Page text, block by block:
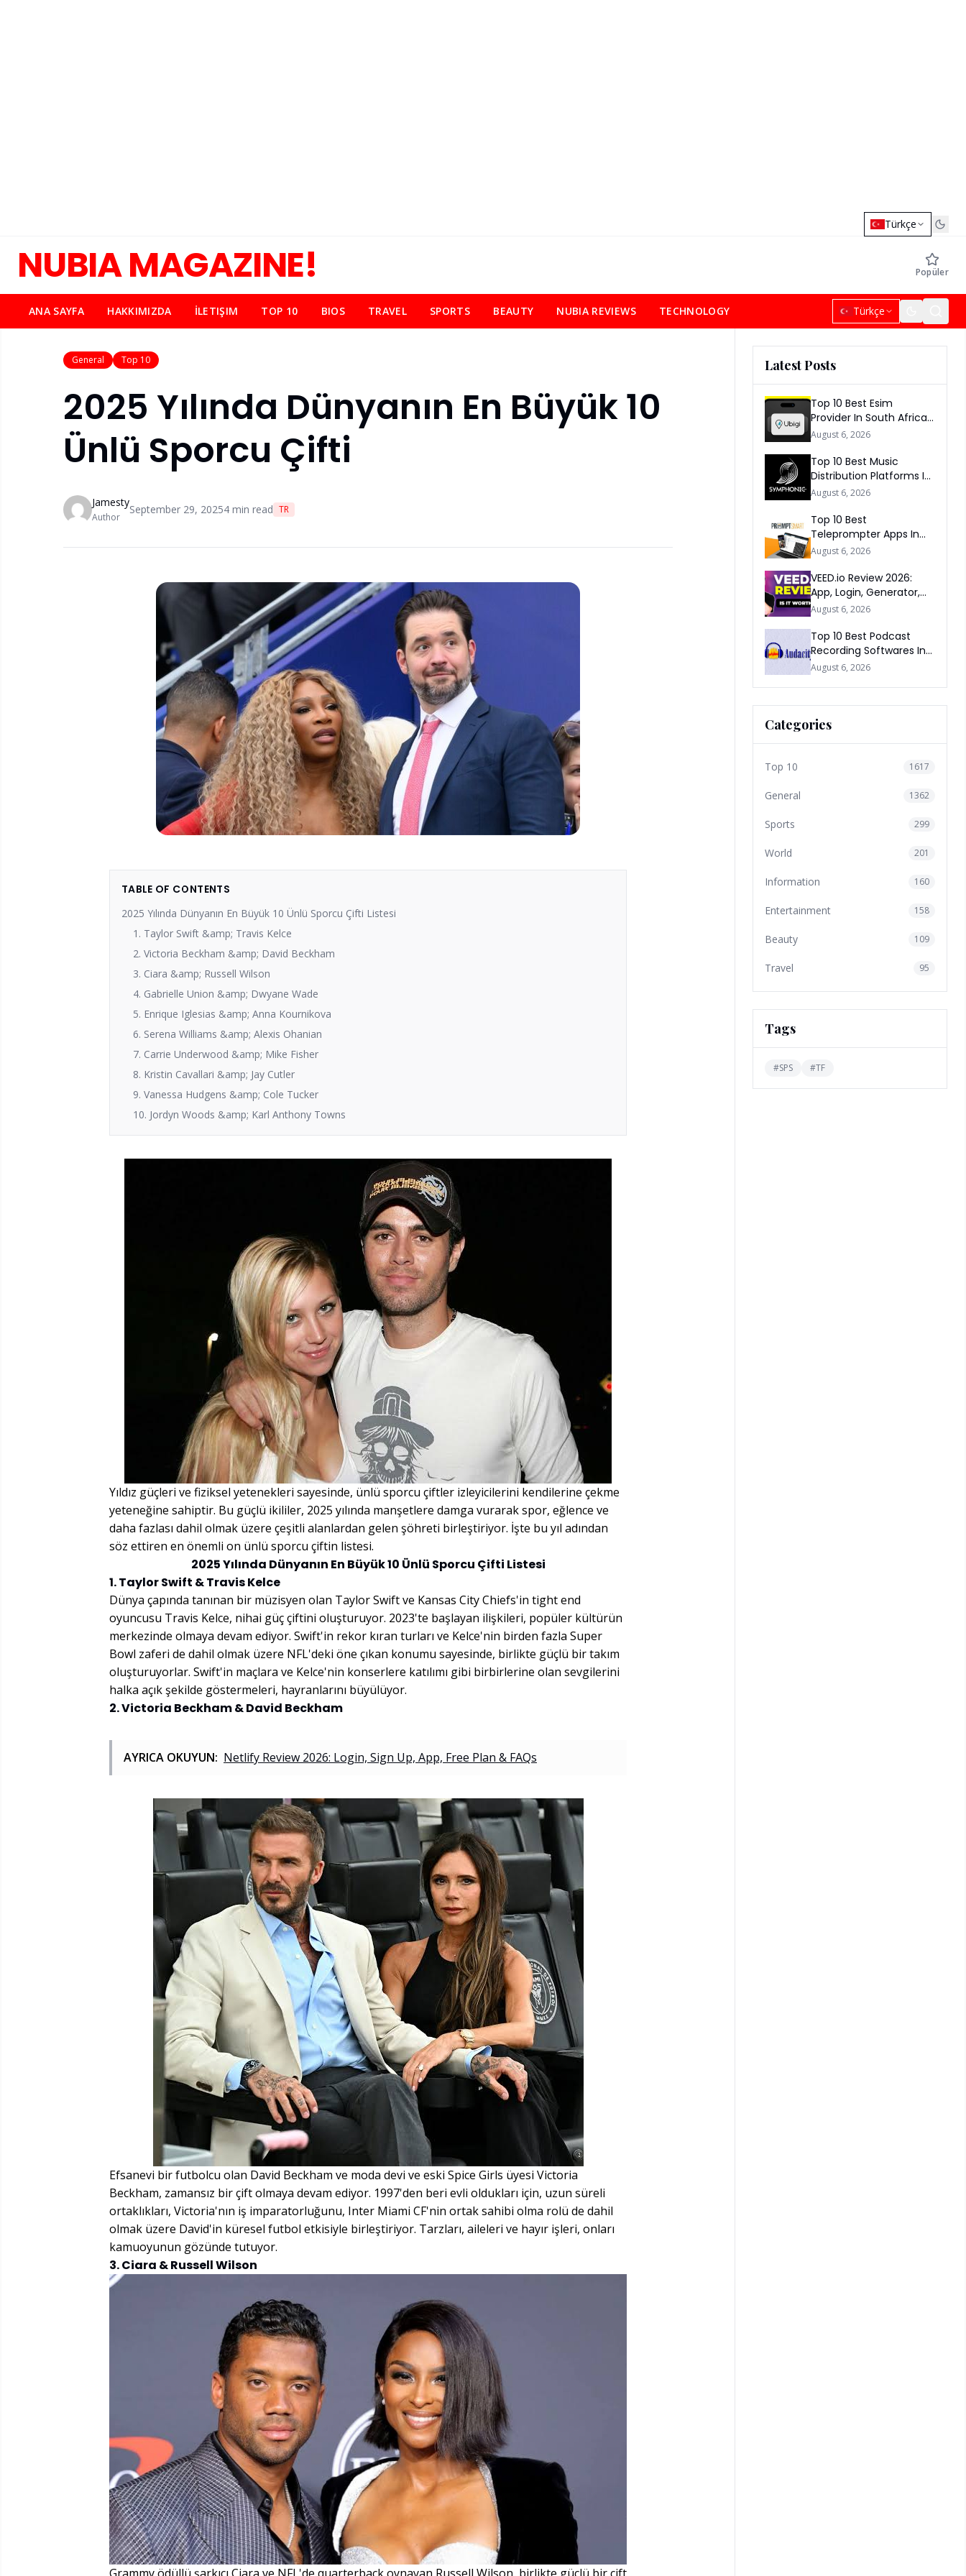
Türkçe
NUBIA MAGAZINE! Popüler
ANA SAYFA HAKKIMIZDA İLETIŞIM TOP 10 BIOS TRAVEL SPORTS BEAUTY NUBIA REVIEWS TECHNOLOGY Türkçe
General Top 10
2025 Yılında Dünyanın En Büyük 10
Ünlü Sporcu Çifti
Jamesty
Author
September 29, 20254 min read TR
TABLE OF CONTENTS
2025 Yılında Dünyanın En Büyük 10 Ünlü Sporcu Çifti Listesi
1. Taylor Swift &amp; Travis Kelce
2. Victoria Beckham &amp; David Beckham
3. Ciara &amp; Russell Wilson
4. Gabrielle Union &amp; Dwyane Wade
5. Enrique Iglesias &amp; Anna Kournikova
6. Serena Williams &amp; Alexis Ohanian
7. Carrie Underwood &amp; Mike Fisher
8. Kristin Cavallari &amp; Jay Cutler
9. Vanessa Hudgens &amp; Cole Tucker
10. Jordyn Woods &amp; Karl Anthony Towns
Yıldız güçleri ve fiziksel yetenekleri sayesinde, ünlü sporcu çiftler izleyicilerini kendilerine çekme
yeteneğine sahiptir. Bu güçlü ikililer, 2025 yılında manşetlere damga vurarak spor, eğlence ve
daha fazlası dahil olmak üzere çeşitli alanlardan gelen şöhreti birleştiriyor. İşte bu yıl adından
söz ettiren en önemli on ünlü sporcu çiftin listesi.
2025 Yılında Dünyanın En Büyük 10 Ünlü Sporcu Çifti Listesi
1. Taylor Swift & Travis Kelce
Dünya çapında tanınan bir müzisyen olan Taylor Swift ve Kansas City Chiefs'in tight end
oyuncusu Travis Kelce, nihai güç çiftini oluşturuyor. 2023'te başlayan ilişkileri, popüler kültürün
merkezinde olmaya devam ediyor. Swift'in rekor kıran turları ve Kelce'nin birden fazla Super
Bowl zaferi de dahil olmak üzere NFL'deki öne çıkan konumu sayesinde, birlikte güçlü bir takım
oluşturuyorlar. Swift'in maçlara ve Kelce'nin konserlere katılımı gibi birbirlerine olan sevgilerini
halka açık şekilde göstermeleri, hayranlarını büyülüyor.
2. Victoria Beckham & David Beckham
AYRICA OKUYUN: Netlify Review 2026: Login, Sign Up, App, Free Plan & FAQs
Efsanevi bir futbolcu olan David Beckham ve moda devi ve eski Spice Girls üyesi Victoria
Beckham, zamansız bir çift olmaya devam ediyor. 1997'den beri evli oldukları için, uzun süreli
ortaklıkları, Victoria'nın iş imparatorluğunu, Inter Miami CF'nin ortak sahibi olma rolü de dahil
olmak üzere David'in küresel futbol etkisiyle birleştiriyor. Tarzları, aileleri ve hayır işleri, onları
kamuoyunun gözünde tutuyor.
3. Ciara & Russell Wilson
Latest Posts
Top 10 Best Esim
Provider In South Africa
2026
August 6, 2026
Top 10 Best Music
Distribution Platforms In
The World 2026
August 6, 2026
Top 10 Best
Teleprompter Apps In
2026
August 6, 2026
VEED.io Review 2026:
App, Login, Generator,
Download, AI & FAQs
August 6, 2026
Top 10 Best Podcast
Recording Softwares In
2026
August 6, 2026
Categories
Top 10 1617
General 1362
Sports 299
World 201
Information 160
Entertainment 158
Beauty 109
Travel 95
Tags
#SPS #TF